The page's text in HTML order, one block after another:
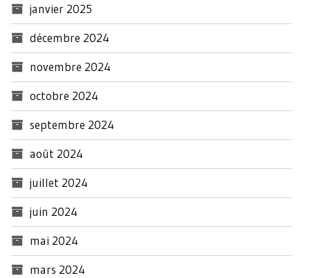
janvier 2025
décembre 2024
novembre 2024
octobre 2024
septembre 2024
août 2024
juillet 2024
juin 2024
mai 2024
mars 2024